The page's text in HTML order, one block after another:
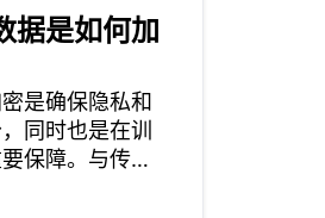
据是如何加
是确保隐私和
同时也是在训
保障。与传统
服务器上不